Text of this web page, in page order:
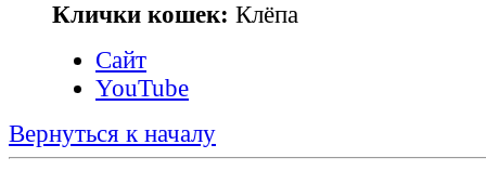
Клички кошек: Клёпа
Сайт
YouTube
Вернуться к началу